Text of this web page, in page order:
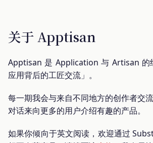
关于 Apptisan
Apptisan 是 Application 与 Artisan 的
应用背后的工匠交流」。
每一期我会与来自不同地方的创作者交
对话来向更多的用户介绍有趣的产品。
如果你倾向于英文阅读，欢迎通过